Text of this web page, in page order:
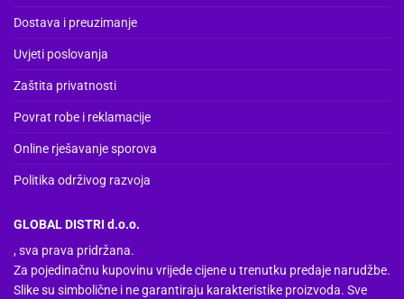
Dostava i preuzimanje
Uvjeti poslovanja
Zaštita privatnosti
Povrat robe i reklamacije
Online rješavanje sporova
Politika održivog razvoja
GLOBAL DISTRI d.o.o.
, sva prava pridržana.
Za pojedinačnu kupovinu vrijede cijene u trenutku predaje narudžbe.
Slike su simbolične i ne garantiraju karakteristike proizvoda. Sve